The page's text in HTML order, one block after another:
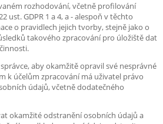
rozhodování, včetně profilování
ust. GDPR 1 a 4, a - alespoň v těchto
o pravidlech jejich tvorby, stejně jako o
takového zpracování pro úložiště dat
aby okamžitě opravil své nesprávné
k účelům zpracování má uživatel právo
údajů, včetně dodatečného
okamžité odstranění osobních údajů a